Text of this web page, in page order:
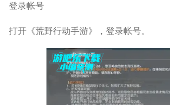
登录帐号
打开《荒野行动手游》，登录帐号。